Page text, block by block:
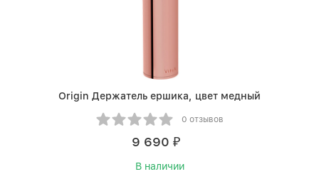
Origin Держатель ершика, цвет медный
0 отзывов
9 690 ₽
В наличии